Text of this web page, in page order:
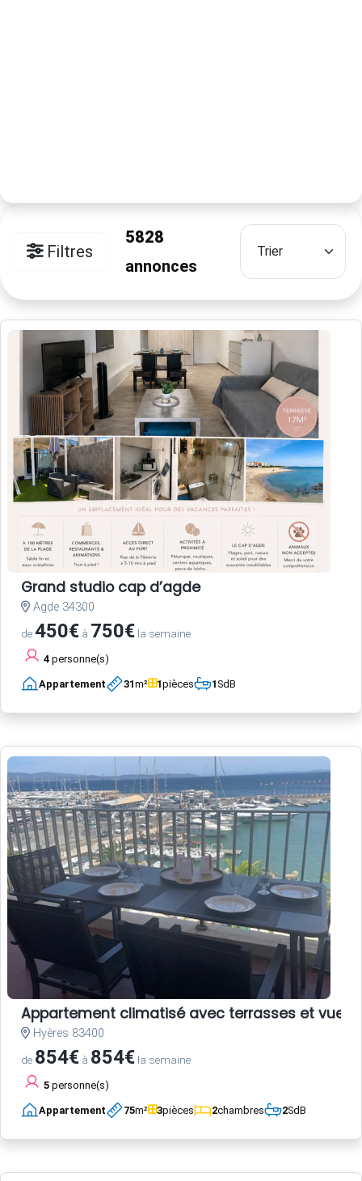
Filtres
5828
annonces
Grand studio cap d’agde
Agde 34300
de450€ à 750€ la semaine
4 personne(s)
Appartement 31m² 1pièces 1SdB
Appartement climatisé avec terrasses et vue
Hyères 83400
de 854€ à 854€ la semaine
5 personne(s)
Appartement 75m² 3pièces 2chambres 2SdB